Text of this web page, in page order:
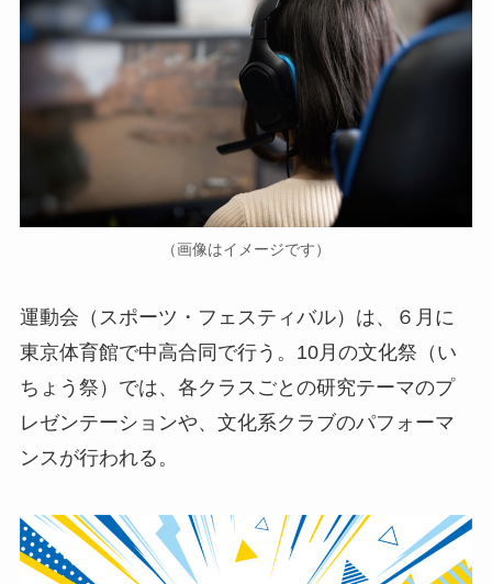
（画像はイメージです）
運動会（スポーツ・フェスティバル）は、６月に
東京体育館で中高合同で行う。10月の文化祭（い
ちょう祭）では、各クラスごとの研究テーマのプ
レゼンテーションや、文化系クラブのパフォーマ
ンスが行われる。